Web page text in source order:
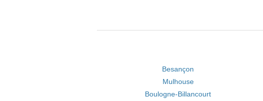
Besançon
Mulhouse
Boulogne-Billancourt